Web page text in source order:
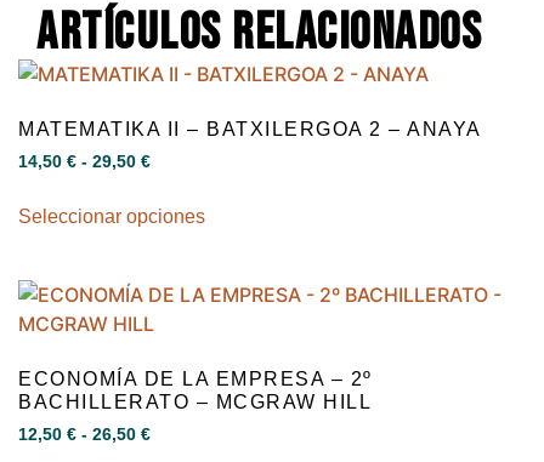
Artículos relacionados
MATEMATIKA II – BATXILERGOA 2 – ANAYA
14,50 € - 29,50 €
Seleccionar opciones
ECONOMÍA DE LA EMPRESA – 2º
BACHILLERATO – MCGRAW HILL
12,50 € - 26,50 €